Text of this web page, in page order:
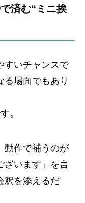
済む“ミニ挨
すいチャンスで
る場面でもあり
。
動作で補うのが
ざいます」を言
釈を添えるだ